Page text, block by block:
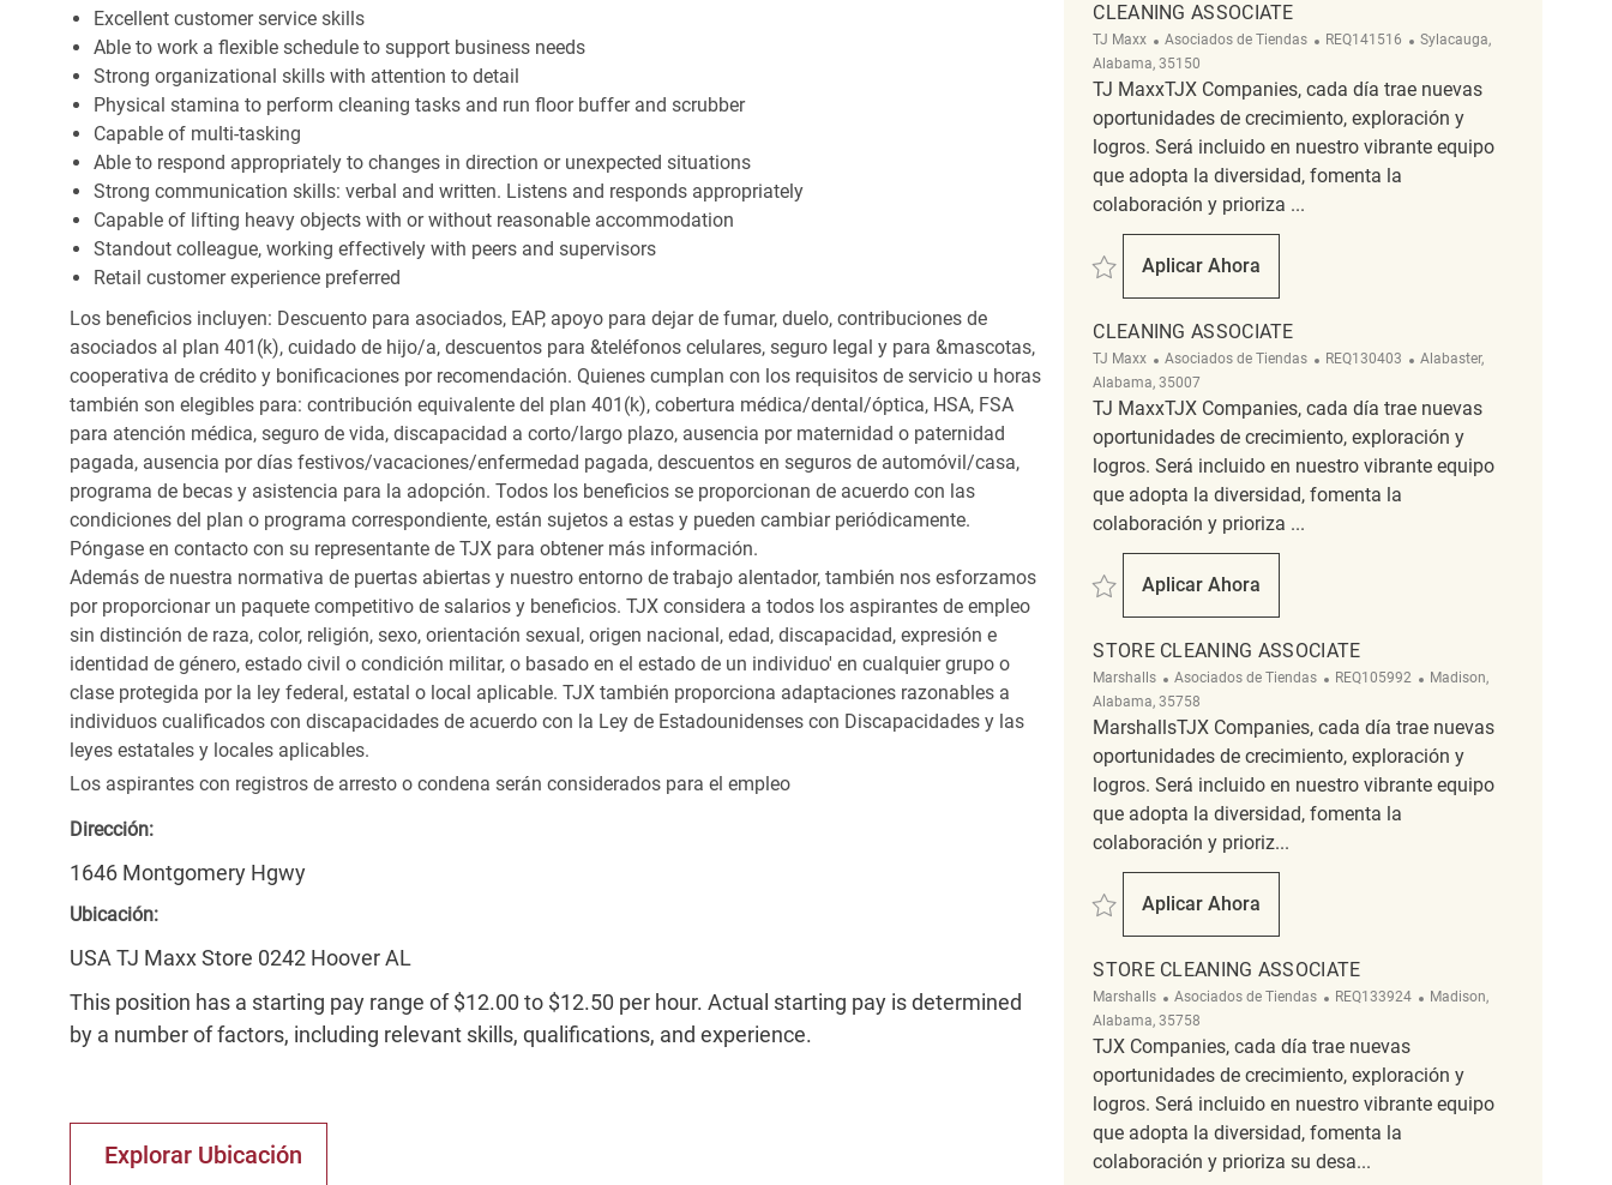
Excellent customer service skills
Able to work a flexible schedule to support business needs
Strong organizational skills with attention to detail
Physical stamina to perform cleaning tasks and run floor buffer and scrubber
Capable of multi-tasking
Able to respond appropriately to changes in direction or unexpected situations
Strong communication skills: verbal and written. Listens and responds appropriately
Capable of lifting heavy objects with or without reasonable accommodation
Standout colleague, working effectively with peers and supervisors
Retail customer experience preferred
Los beneficios incluyen: Descuento para asociados, EAP, apoyo para dejar de fumar, duelo, contribuciones de
asociados al plan 401(k), cuidado de hijo/a, descuentos para &teléfonos celulares, seguro legal y para &mascotas,
cooperativa de crédito y bonificaciones por recomendación. Quienes cumplan con los requisitos de servicio u horas
también son elegibles para: contribución equivalente del plan 401(k), cobertura médica/dental/óptica, HSA, FSA
para atención médica, seguro de vida, discapacidad a corto/largo plazo, ausencia por maternidad o paternidad
pagada, ausencia por días festivos/vacaciones/enfermedad pagada, descuentos en seguros de automóvil/casa,
programa de becas y asistencia para la adopción. Todos los beneficios se proporcionan de acuerdo con las
condiciones del plan o programa correspondiente, están sujetos a estas y pueden cambiar periódicamente.
Póngase en contacto con su representante de TJX para obtener más información.
Además de nuestra normativa de puertas abiertas y nuestro entorno de trabajo alentador, también nos esforzamos
por proporcionar un paquete competitivo de salarios y beneficios. TJX considera a todos los aspirantes de empleo
sin distinción de raza, color, religión, sexo, orientación sexual, origen nacional, edad, discapacidad, expresión e
identidad de género, estado civil o condición militar, o basado en el estado de un individuo' en cualquier grupo o
clase protegida por la ley federal, estatal o local aplicable. TJX también proporciona adaptaciones razonables a
individuos cualificados con discapacidades de acuerdo con la Ley de Estadounidenses con Discapacidades y las
leyes estatales y locales aplicables.
Los aspirantes con registros de arresto o condena serán considerados para el empleo
Dirección:
1646 Montgomery Hgwy
Ubicación:
USA TJ Maxx Store 0242 Hoover AL
This position has a starting pay range of $12.00 to $12.50 per hour. Actual starting pay is determined
by a number of factors, including relevant skills, qualifications, and experience.
Explorar Ubicación
CLEANING ASSOCIATE
TJ Maxx Categoría
Asociados de Tiendas ReqId
REQ141516 Ubicación
Sylacauga,
Alabama, 35150
TJ MaxxTJX Companies, cada día trae nuevas
oportunidades de crecimiento, exploración y
logros. Será incluido en nuestro vibrante equipo
que adopta la diversidad, fomenta la
colaboración y prioriza ...
Salvar Cleaning Associate REQ141516
Aplicar Ahora
Cleaning Associate
CLEANING ASSOCIATE
TJ Maxx Categoría
Asociados de Tiendas ReqId
REQ130403 Ubicación
Alabaster,
Alabama, 35007
TJ MaxxTJX Companies, cada día trae nuevas
oportunidades de crecimiento, exploración y
logros. Será incluido en nuestro vibrante equipo
que adopta la diversidad, fomenta la
colaboración y prioriza ...
Salvar cleaning associate REQ130403
Aplicar Ahora
Cleaning Associate
STORE CLEANING ASSOCIATE
Marshalls Categoría
Asociados de Tiendas ReqId
REQ105992 Ubicación
Madison,
Alabama, 35758
MarshallsTJX Companies, cada día trae nuevas
oportunidades de crecimiento, exploración y
logros. Será incluido en nuestro vibrante equipo
que adopta la diversidad, fomenta la
colaboración y prioriz...
Salvar Store Cleaning Associate REQ105992
Aplicar Ahora
Store Cleaning Associate
STORE CLEANING ASSOCIATE
Marshalls Categoría
Asociados de Tiendas ReqId
REQ133924 Ubicación
Madison,
Alabama, 35758
TJX Companies, cada día trae nuevas
oportunidades de crecimiento, exploración y
logros. Será incluido en nuestro vibrante equipo
que adopta la diversidad, fomenta la
colaboración y prioriza su desa...